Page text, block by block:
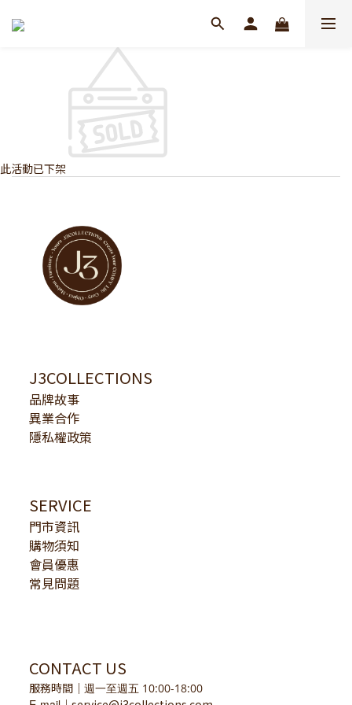
此活動已下架
J3COLLECTIONS
品牌故事
異業合作
隱私權政策
SERVICE
門市資訊
購物須知
會員優惠
常見問題
CONTACT US
服務時間 ｜ 週一至週五 10:00-18:00